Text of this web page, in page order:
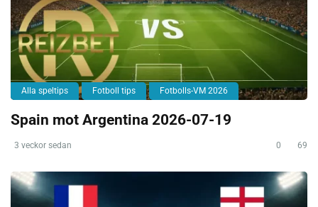
Alla speltips Fotboll tips Fotbolls-VM 2026
Spain mot Argentina 2026-07-19
3 veckor sedan 0 69